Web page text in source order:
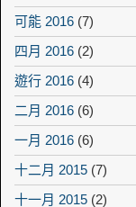
可能 2016 (7)
四月 2016 (2)
遊行 2016 (4)
二月 2016 (6)
一月 2016 (6)
十二月 2015 (7)
十一月 2015 (2)